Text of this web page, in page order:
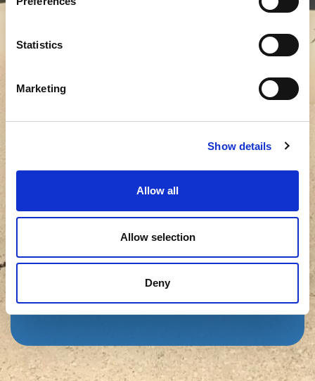
Statistics
Marketing
Show details
Allow all
Allow selection
Deny